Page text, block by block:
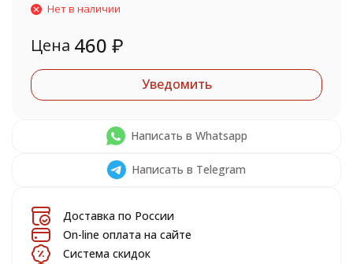
Нет в наличии
Цена 460 ₽
Уведомить
Написать в Whatsapp
Написать в Telegram
Доставка по России
On-line оплата на сайте
Система скидок